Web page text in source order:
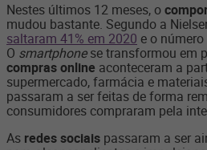
Nestes últimos 12 meses, o
mudou bastante. Segundo a
saltaram 41% em 2020 e o
O smartphonese transformou em
compras online aconteceram a
supermercado, farmácia e
passaram a ser feitas de forma
consumidores compraram pela
As redes sociais passaram a ser